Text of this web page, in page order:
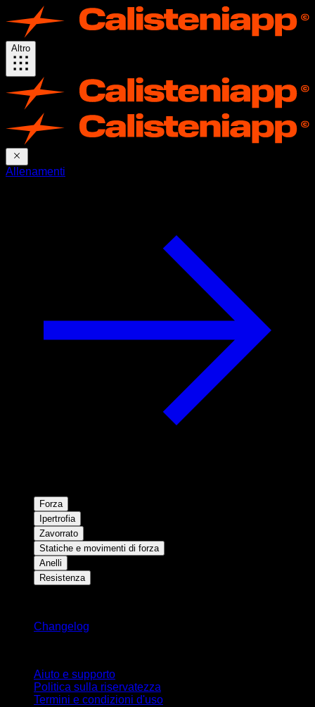
Altro
Allenamenti
Forza
Ipertrofia
Zavorrato
Statiche e movimenti di forza
Anelli
Resistenza
Changelog
Aiuto e supporto
Politica sulla riservatezza
Termini e condizioni d'uso